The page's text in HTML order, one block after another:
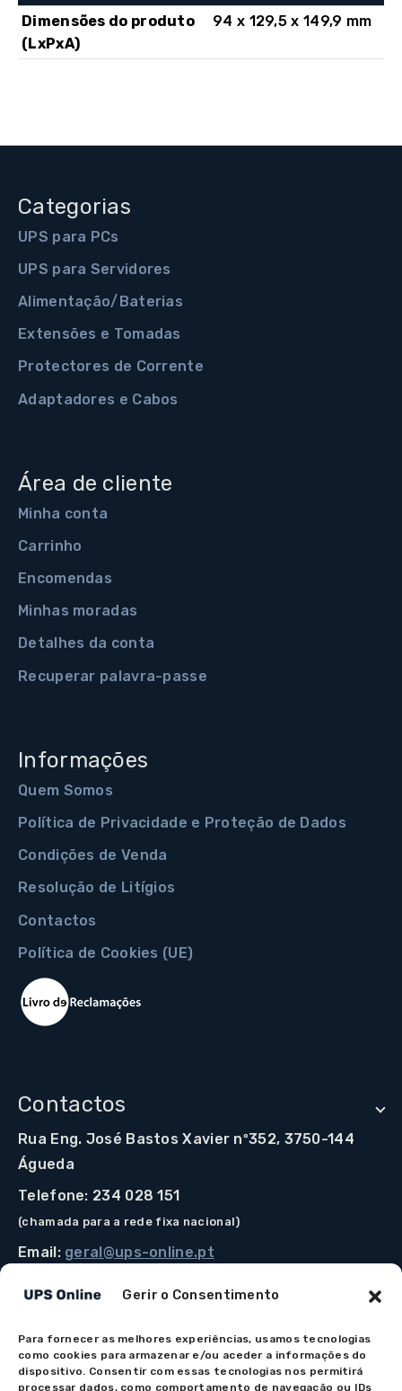
Gerir o Consentimento
Para fornecer as melhores experiências, usamos tecnologias
como cookies para armazenar e/ou aceder a informações do
dispositivo. Consentir com essas tecnologias nos permitirá
processar dados, como comportamento de navegação ou IDs
Dimensões do produto
(LxPxA)
94 x 129,5 x 149,9 mm
Categorias
UPS para PCs
UPS para Servidores
Alimentação/Baterias
Extensões e Tomadas
Protectores de Corrente
Adaptadores e Cabos
Área de cliente
Minha conta
Carrinho
Encomendas
Minhas moradas
Detalhes da conta
Recuperar palavra-passe
Informações
Quem Somos
Política de Privacidade e Proteção de Dados
Condições de Venda
Resolução de Litígios
Contactos
Política de Cookies (UE)
Contactos
Rua Eng. José Bastos Xavier nº352, 3750-144
Águeda
Telefone: 234 028 151
(chamada para a rede fixa nacional)
Email: geral@ups-online.pt
Os preços indicados incluem IVA à taxa legal em vigor.
Todos os artigos apresentados no site encontram-se